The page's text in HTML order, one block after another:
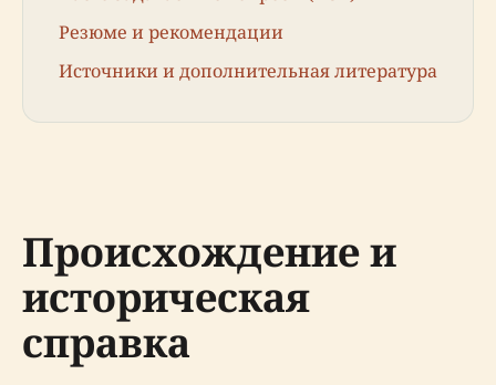
Резюме и рекомендации
Источники и дополнительная литература
Происхождение и
историческая
справка